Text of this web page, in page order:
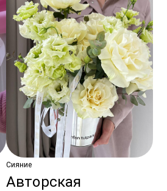
Сияние
Авторская